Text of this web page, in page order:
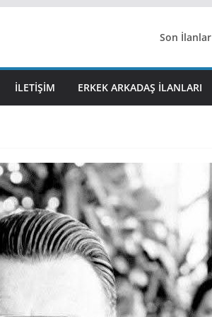
Son İlanlar
İLETIŞIM ERKEK ARKADAŞ ILANLARI